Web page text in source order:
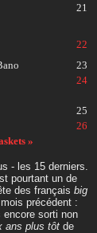
21
22
23
24
25
26
»
- les 15 derniers.
pourtant un de
des français big
précédent :
encore sorti non
ans plus tôt de